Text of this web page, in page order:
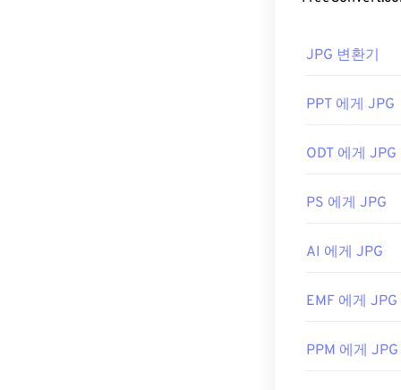
은 대체 프로그
최초 출시: 1986
https://
https://
JPG 파일
파일을 두 번
택하세요.
션, Apple
개발: Joint
최초 출시:
색상 선택기를
JPG 변환기
PPT 에게 JPG
ODT 에게 JPG
PS 에게 JPG
AI 에게 JPG
EMF 에게 JPG
PPM 에게 JPG